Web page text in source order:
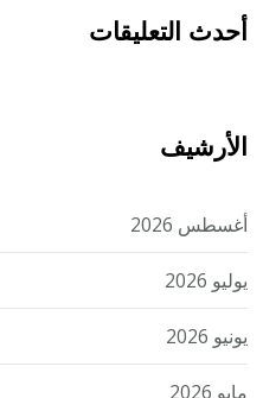
أحدث التعليقات
الأرشيف
أغسطس 2026
يوليو 2026
يونيو 2026
مايو 2026